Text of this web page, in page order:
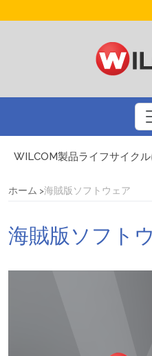
WILCOM製品ライフサイク
刺繍業界大手のBinatedとの
プリントビジネスを刺繍で多
自動デジタイズによるスマー
ホーム 海賊版ソフトウェア
海賊版ソフト